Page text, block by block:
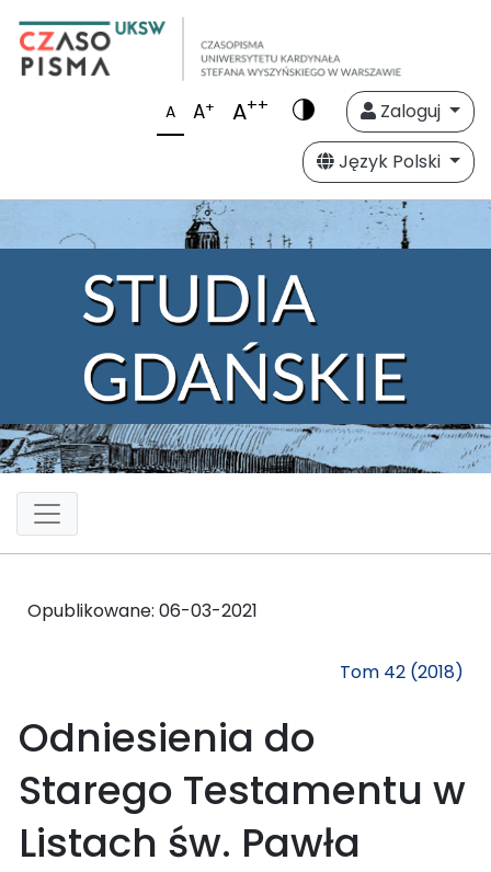
A A+ A++
Zaloguj
Język Polski
Opublikowane: 06-03-2021
Tom 42 (2018)
Odniesienia do
Starego Testamentu w
Listach św. Pawła